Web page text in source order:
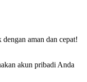
aman dan cepat!
akun pribadi Anda